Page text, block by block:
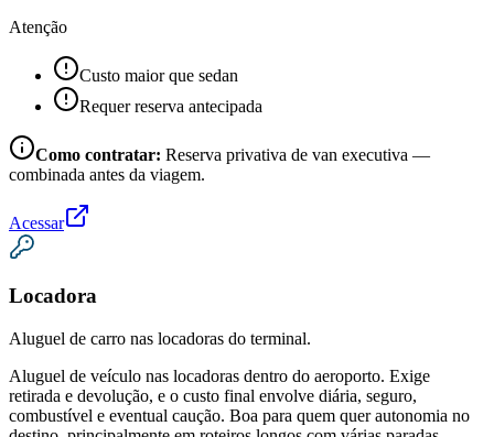
Atenção
Custo maior que sedan
Requer reserva antecipada
Como contratar: Reserva privativa de van executiva —
combinada antes da viagem.
Acessar
Locadora
Aluguel de carro nas locadoras do terminal.
Aluguel de veículo nas locadoras dentro do aeroporto. Exige
retirada e devolução, e o custo final envolve diária, seguro,
combustível e eventual caução. Boa para quem quer autonomia no